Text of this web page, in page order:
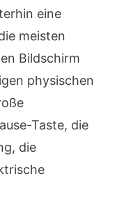
eine
meisten
Bildschirm
physischen
Taste, die
die